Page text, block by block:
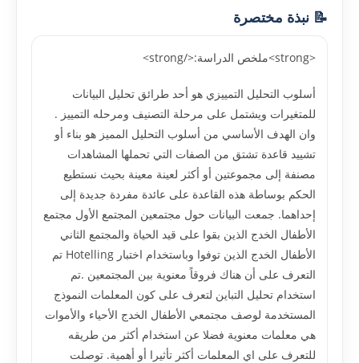
📝 نبذة مختصرة
<strong>ملخص الدراسة:</strong>
أسلوب التحليل التمييزي هو أحد طرائق تحليل البيانات
للمتغيرات ويشتمل على مرحلة التصنيف ومرحله التمييز .
وان الهدف الأساسي من أسلوب التحليل المميز هو بناء أو
تشييد قاعدة تشتق من الصفات التي تحملها المشاهدات
مصنفة إلى مجموعتين أو أكثر لعينة معينة بحيث نستطيع
الحكم بوساطة هذه القاعدة على عائدة مفردة جديدة إلى
إحداهما. جمعت البيانات حول مجتمعين المجتمع الأول مجتمع
الأطفال الخدج الذين بقوا على قيد الحياة والمجتمع الثاني
الأطفال الخدج الذين توفوا وباستخدام اختبار Hotelling تم
التعرف على أن هناك فروقاً معنوية بين المجتمعين .تم
استخدام تحليل التباين لتعرف على كون المعلمات النموذج
المستخدمة لوصف مجتمعي الأطفال الخدج الأحياء والأموات
هي معلمات معنوية فضلا عن استخدام أكثر من طريقه
للتعرف على اي المعلمات أكثر تأثيرا أو أهمية. توصلت